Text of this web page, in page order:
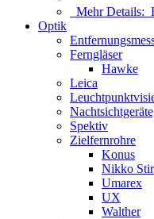
Mehr Details:
Optik
Ferngläser
Hawke
Leica
Spektiv
Zielfernrohre
Konus
Nikko
Umarex
UX
Walther